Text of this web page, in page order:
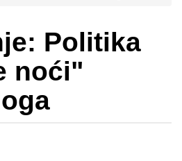
Politika
noći"